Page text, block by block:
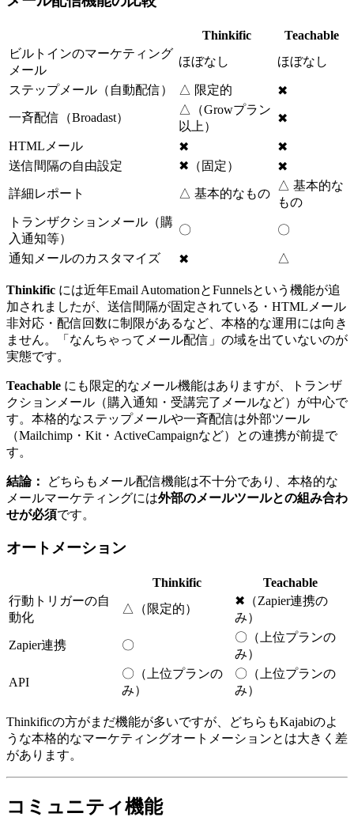
Thinkific
Teachable
ビルトインのマーケティング
メール
ほぼなし ほぼなし
ステップメール（自動配信） △ 限定的
✖
一斉配信（Broadast）
△（Growプラン
以上）
✖
HTMLメール ✖
✖
送信間隔の自由設定
✖（固定）
✖
詳細レポート
△ 基本的なもの
△ 基本的な
もの
トランザクションメール（購
入通知等）
〇 〇
通知メールのカスタマイズ ✖ △
Thinkific には近年Email AutomationとFunnelsという機能が追
加されましたが、送信間隔が固定されている・HTMLメール
非対応・配信回数に制限があるなど、本格的な運用には向き
ません。「なんちゃってメール配信」の域を出ていないのが
実態です。
Teachable にも限定的なメール機能はありますが、トランザ
クションメール（購入通知・受講完了メールなど）が中心で
す。本格的なステップメールや一斉配信は外部ツール
（Mailchimp・Kit・ActiveCampaignなど）との連携が前提で
す。
結論：
どちらもメール配信機能は不十分であり、本格的な
メールマーケティングには外部のメールツールとの組み合わ
せが必須です。
オートメーション
Thinkific
Teachable
行動トリガーの自
動化
△（限定的）
✖（Zapier連携の
み）
Zapier連携 〇
〇（上位プランの
み）
API
〇（上位プランの
み）
〇（上位プランの
み）
Thinkificの方がまだ機能が多いですが、どちらもKajabiのよ
うな本格的なマーケティングオートメーションとは大きく差
があります。
コミュニティ機能